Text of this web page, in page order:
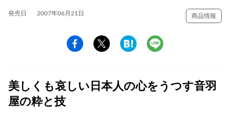
発売日 2007年06月21日 商品情報
美しくも哀しい日本人の心をうつす音羽
屋の粋と技